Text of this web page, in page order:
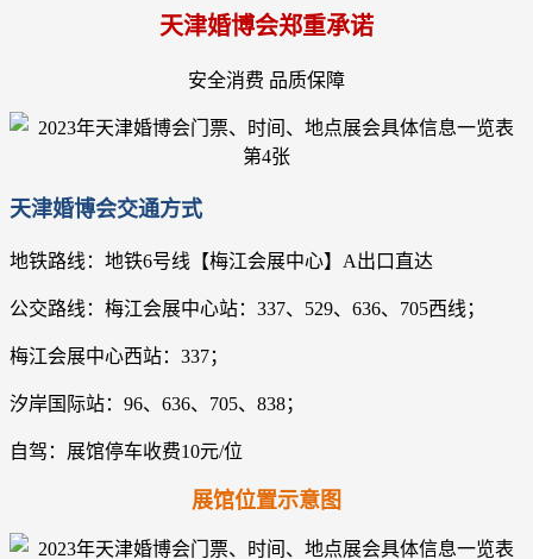
天津婚博会郑重承诺
安全消费 品质保障
天津婚博会交通方式
地铁路线：地铁6号线【梅江会展中心】A出口直达
公交路线：梅江会展中心站：337、529、636、705西线；
梅江会展中心西站：337；
汐岸国际站：96、636、705、838；
自驾：展馆停车收费10元/位
展馆位置示意图